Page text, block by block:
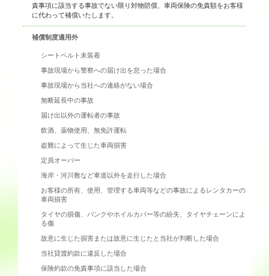
責事項に該当する事故でない限り対物賠償、車両保険の免責額をお客様
に代わって補償いたします。
補償制度適用外
シートベルト未装着
事故現場から警察への届け出を怠った場合
事故現場から当社への連絡がない場合
無断延長中の事故
届け出以外の運転者の事故
飲酒、薬物使用、無免許運転
盗難によって生じた車両損害
定員オーバー
海岸・河川敷など車道以外を走行した場合
お客様の所有、使用、管理する車両等などの事故によるレンタカーの
車両損害
タイヤの損傷、パンクやホイルカバー等の紛失、タイヤチェーンによ
る傷
故意に生じた損害または故意に生じたと当社が判断した場合
当社貸渡約款に違反した場合
保険約款の免責事項に該当した場合